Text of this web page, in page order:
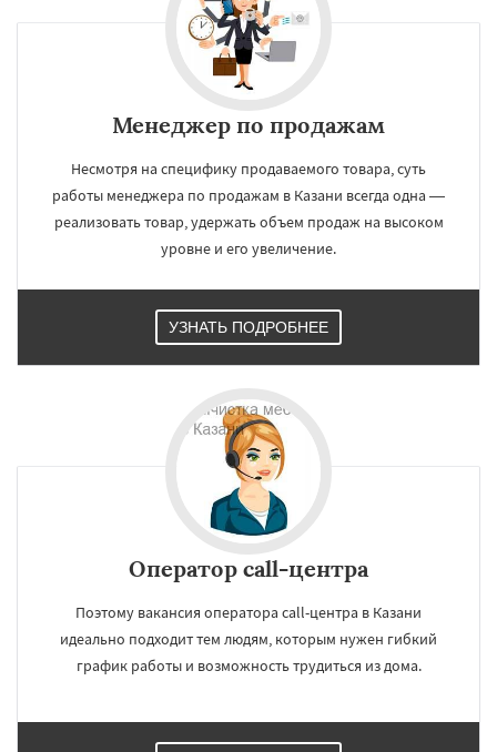
регионам
Нижний Новгород Челябинск Самара
Омск Ростов-на-Дону Уфа Красноярск
Воронеж Пермь Волгоград Краснодар
Махачкала Ярославль Владивосток
Менеджер по продажам
Несмотря на специфику продаваемого товара, суть
работы менеджера по продажам в Казани всегда одна —
реализовать товар, удержать объем продаж на высоком
уровне и его увеличение.
УЗНАТЬ ПОДРОБНЕЕ
Оператор call-центра
Поэтому вакансия оператора call-центра в Казани
идеально подходит тем людям, которым нужен гибкий
график работы и возможность трудиться из дома.
УЗНАТЬ ПОДРОБНЕЕ